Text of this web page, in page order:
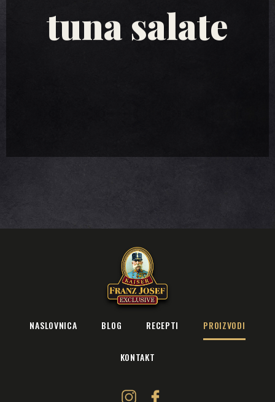
tuna salate
NASLOVNICA BLOG RECEPTI PROIZVODI
KONTAKT